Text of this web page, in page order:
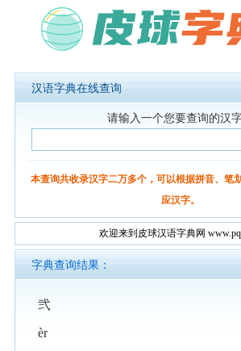
汉语字典在线查询
请输入一个您要查询的汉字
本查询共收录汉字二万多个，可以根据拼音、笔
应汉字。
欢迎来到皮球汉语字典网
字典查询结果：
弐
èr